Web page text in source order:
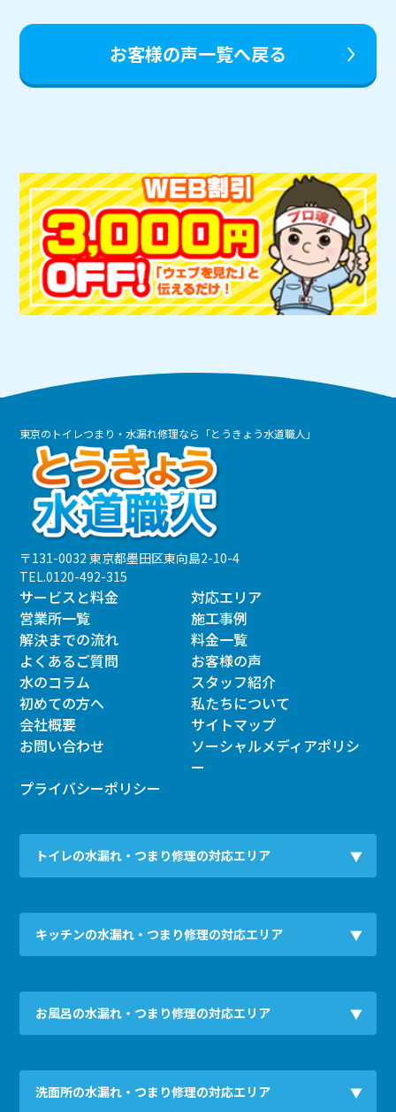
ナ
ビ
シ
ョ
ン
お客様の声一覧へ戻る
東京のトイレつまり・水漏れ修理なら「とうきょう水道職人」
〒131-0032 東京都墨田区東向島2-10-4
TEL.0120-492-315
サービスと料金
対応エリア
営業所一覧
施工事例
解決までの流れ
料金一覧
よくあるご質問
お客様の声
水のコラム
スタッフ紹介
初めての方へ
私たちについて
会社概要
サイトマップ
お問い合わせ
ソーシャルメディアポリシ
ー
プライバシーポリシー
トイレの水漏れ・つまり修理の対応エリア
キッチンの水漏れ・つまり修理の対応エリア
お風呂の水漏れ・つまり修理の対応エリア
洗面所の水漏れ・つまり修理の対応エリア